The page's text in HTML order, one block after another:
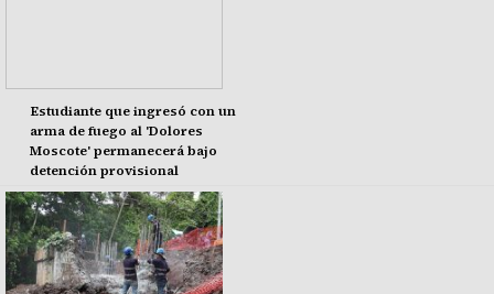
Estudiante que ingresó con un
arma de fuego al 'Dolores
Moscote' permanecerá bajo
detención provisional